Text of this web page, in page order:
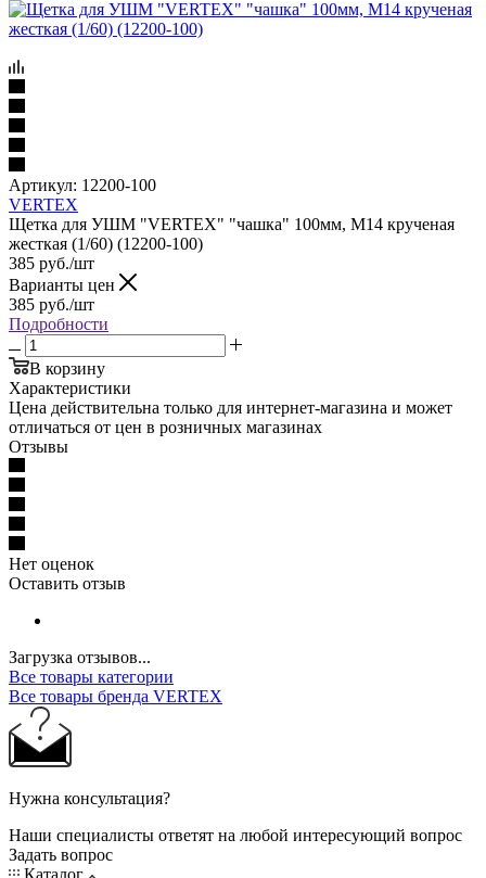
Артикул: 12200-100
VERTEX
Щетка для УШМ "VERTEX" "чашка" 100мм, М14 крученая
жесткая (1/60) (12200-100)
385 руб./шт
Варианты цен
385 руб./шт
Подробности
В корзину
Характеристики
Цена действительна только для интернет-магазина и может
отличаться от цен в розничных магазинах
Отзывы
Нет оценок
Оставить отзыв
Загрузка отзывов...
Все товары категории
Все товары бренда VERTEX
Нужна консультация?
Наши специалисты ответят на любой интересующий вопрос
Задать вопрос
Каталог